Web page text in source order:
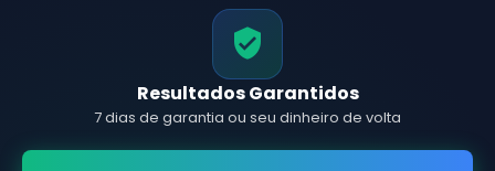
Resultados Garantidos
7 dias de garantia ou seu dinheiro de volta